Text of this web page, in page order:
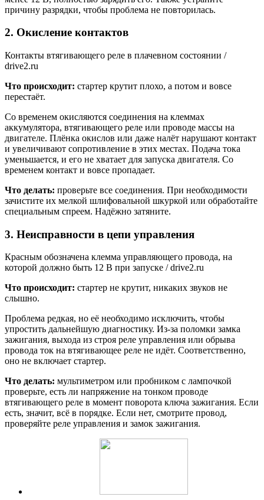
причину разрядки, чтобы проблема не повторилась.
2. Окисление контактов
Контакты втягивающего реле в плачевном состоянии /
drive2.ru
Что происходит: стартер крутит плохо, а потом и вовсе
перестаёт.
Со временем окисляются соединения на клеммах
аккумулятора, втягивающего реле или проводе массы на
двигателе. Плёнка окислов или даже налёт нарушают контакт
и увеличивают сопротивление в этих местах. Подача тока
уменьшается, и его не хватает для запуска двигателя. Со
временем контакт и вовсе пропадает.
Что делать: проверьте все соединения. При необходимости
зачистите их мелкой шлифовальной шкуркой или обработайте
специальным спреем. Надёжно затяните.
3. Неисправности в цепи управления
Красным обозначена клемма управляющего провода, на
которой должно быть 12 В при запуске / drive2.ru
Что происходит: стартер не крутит, никаких звуков не
слышно.
Проблема редкая, но её необходимо исключить, чтобы
упростить дальнейшую диагностику. Из-за поломки замка
зажигания, выхода из строя реле управления или обрыва
провода ток на втягивающее реле не идёт. Соответственно,
оно не включает стартер.
Что делать: мультиметром или пробником с лампочкой
проверьте, есть ли напряжение на тонком проводе
втягивающего реле в момент поворота ключа зажигания. Если
есть, значит, всё в порядке. Если нет, смотрите провод,
проверяйте реле управления и замок зажигания.